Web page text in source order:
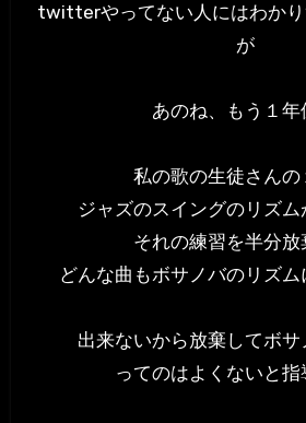
twitterやってない人にはわか
が
あのね、もう１年
私の歌の生徒さんの
ジャズのスイングのリズム
それの練習を半分放
どんな曲もボサノバのリズ
出来ないから放棄してボサ
ってのはよくないと指